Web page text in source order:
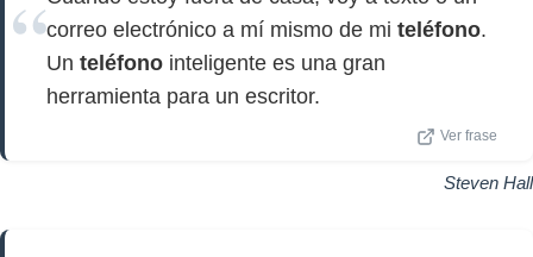
correo electrónico a mí mismo de mi teléfono.
Un teléfono inteligente es una gran
herramienta para un escritor.
Ver frase
Steven Hall